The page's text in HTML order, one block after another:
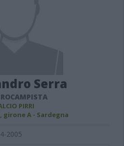
Serra
PIRRI
girone A - Sardegna
2005